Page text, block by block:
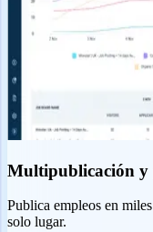
Multipublicación y
Publica empleos en
solo lugar.